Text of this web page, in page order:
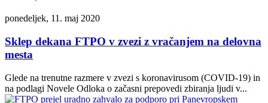
ponedeljek, 11. maj 2020
Sklep dekana FTPO v zvezi z vračanjem na delovna
mesta
Glede na trenutne razmere v zvezi s koronavirusom (COVID-19) in
na podlagi Novele Odloka o začasni prepovedi zbiranja ljudi v...